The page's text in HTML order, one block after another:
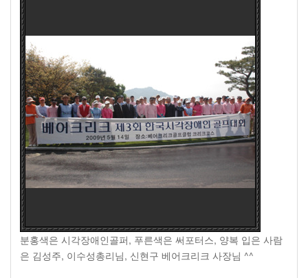
분홍색은 시각장애인골퍼, 푸른색은 써포터스, 양복 입은 사람
은 김성주, 이수성총리님, 신현구 베어크리크 사장님 ^^